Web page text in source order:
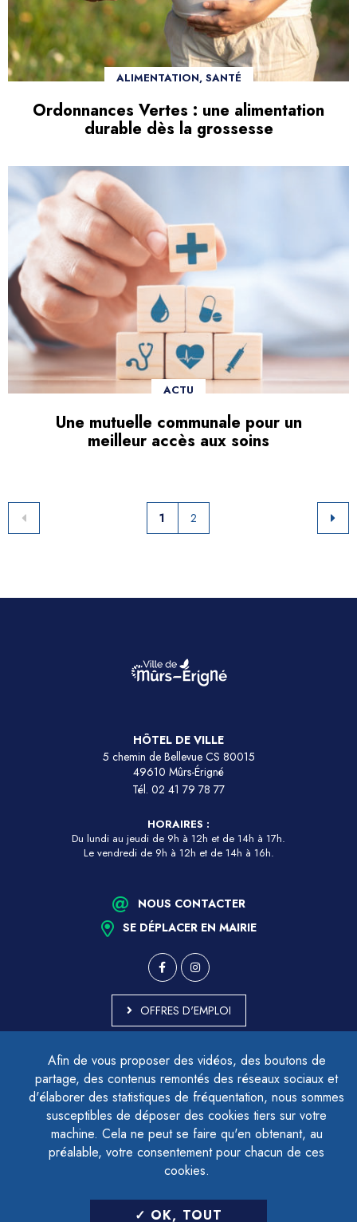
Afin de vous proposer des vidéos, des boutons de
partage, des contenus remontés des réseaux sociaux et
d'élaborer des statistiques de fréquentation, nous sommes
susceptibles de déposer des cookies tiers sur votre
machine. Cela ne peut se faire qu'en obtenant, au
préalable, votre consentement pour chacun de ces
cookies.
OK, TOUT
ALIMENTATION, SANTÉ
Ordonnances Vertes : une alimentation
durable dès la grossesse
ACTU
Une mutuelle communale pour un
meilleur accès aux soins
1 2
HÔTEL DE VILLE
5 chemin de Bellevue CS 80015
49610 Mûrs-Érigné
Tél. 02 41 79 78 77
HORAIRES :
Du lundi au jeudi de 9h à 12h et de 14h à 17h.
Le vendredi de 9h à 12h et de 14h à 16h.
NOUS CONTACTER
SE DÉPLACER EN MAIRIE
OFFRES D'EMPLOI
ACCESSIBILITÉ - PARTIELLEMENT CONFORME
PLAN DU SITE
MENTIONS LÉGALES
CONTACTER LE DÉLÉGUÉ À LA PROTECTION DES DONNÉES
GESTION DES COOKIES
LETTRE D'INFORMATION